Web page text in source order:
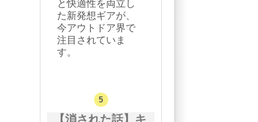
と快適性を両立し
た新発想ギアが、
今アウトドア界で
注目されていま
す。